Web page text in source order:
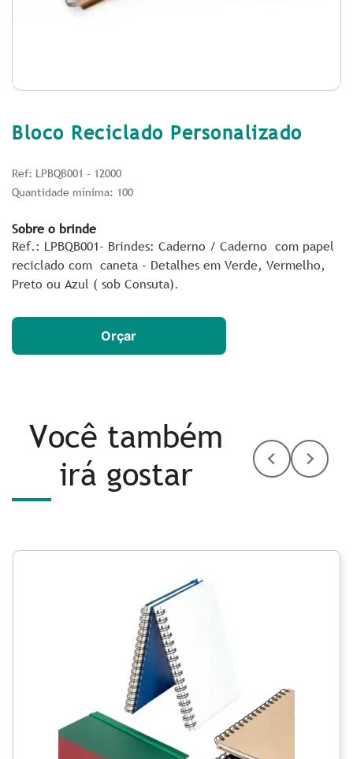
Bloco Reciclado Personalizado
Ref: LPBQB001 - 12000
Quantidade mínima: 100
Sobre o brinde
Ref.: LPBQB001- Brindes: Caderno / Caderno com papel
reciclado com caneta – Detalhes em Verde, Vermelho,
Preto ou Azul ( sob Consuta).
Orçar
Você também
irá gostar